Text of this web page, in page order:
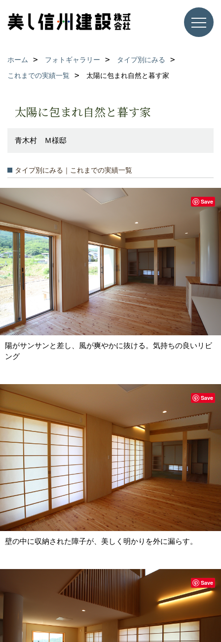
ホーム フォトギャラリー
タイプ別にみる
これまでの実績一覧
太陽に包まれ自然と暮す家
太陽に包まれ自然と暮す家
青木村 Ｍ様邸
タイプ別にみる｜これまでの実績一覧
陽がサンサンと差し、風が爽やかに抜ける。気持ちの良いリビ
ング
Save
壁の中に収納された障子が、美しく明かりを外に漏らす。
Save
Save